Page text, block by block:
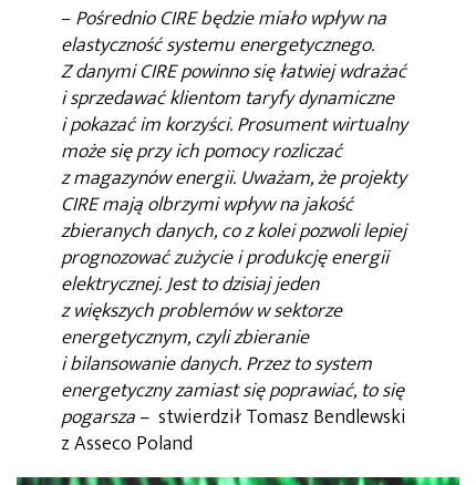
–Pośrednio CIRE będzie miało wpływ na
elastyczność systemu energetycznego.
Z danymi CIRE powinno się łatwiej wdrażać
i sprzedawać klientom taryfy dynamiczne
i pokazać im korzyści. Prosument wirtualny
może się przy ich pomocy rozliczać
z magazynów energii. Uważam, że projekty
CIRE mają olbrzymi wpływ na jakość
zbieranych danych, co z kolei pozwoli lepiej
prognozować zużycie i produkcję energii
elektrycznej. Jest to dzisiaj jeden
z większych problemów w sektorze
energetycznym, czyli zbieranie
i bilansowanie danych. Przez to system
energetyczny zamiast się poprawiać, to się
pogarsza– stwierdził Tomasz Bendlewski
z Asseco Poland